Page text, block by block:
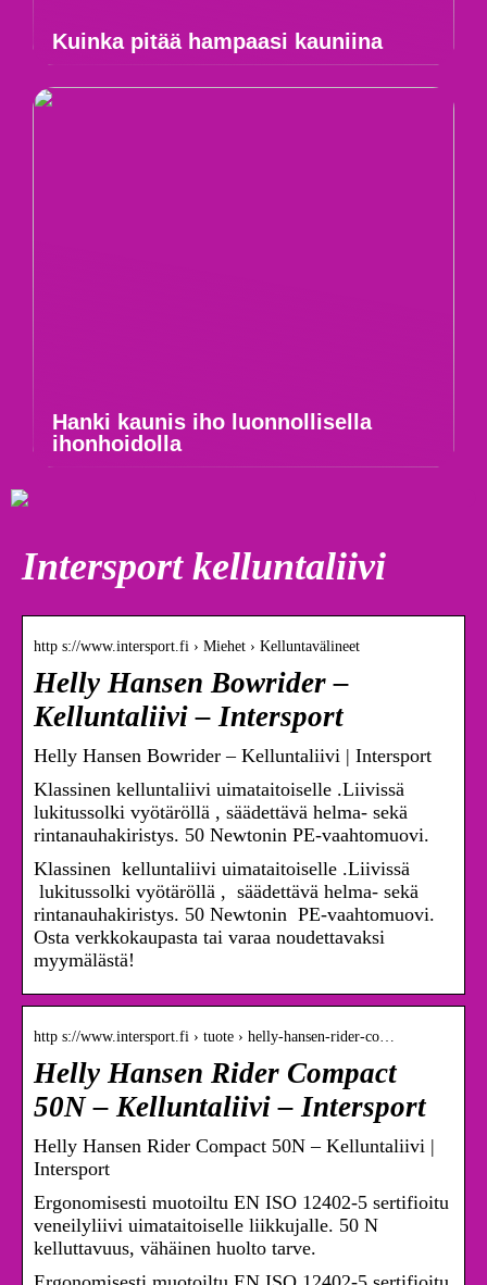
Kuinka pitää hampaasi kauniina
Hanki kaunis iho luonnollisella
ihonhoidolla
Intersport kelluntaliivi
http s://www.intersport.fi › Miehet › Kelluntavälineet
Helly Hansen Bowrider –
Kelluntaliivi – Intersport
Helly Hansen Bowrider – Kelluntaliivi | Intersport
Klassinen kelluntaliivi uimataitoiselle .Liivissä
lukitussolki vyötäröllä , säädettävä helma- sekä
rintanauhakiristys. 50 Newtonin PE-vaahtomuovi.
Klassinen kelluntaliivi uimataitoiselle .Liivissä
lukitussolki vyötäröllä , säädettävä helma- sekä
rintanauhakiristys. 50 Newtonin PE-vaahtomuovi.
Osta verkkokaupasta tai varaa noudettavaksi
myymälästä!
http s://www.intersport.fi › tuote › helly-hansen-rider-co…
Helly Hansen Rider Compact
50N – Kelluntaliivi – Intersport
Helly Hansen Rider Compact 50N – Kelluntaliivi |
Intersport
Ergonomisesti muotoiltu EN ISO 12402-5 sertifioitu
veneilyliivi uimataitoiselle liikkujalle. 50 N
kelluttavuus, vähäinen huolto tarve.